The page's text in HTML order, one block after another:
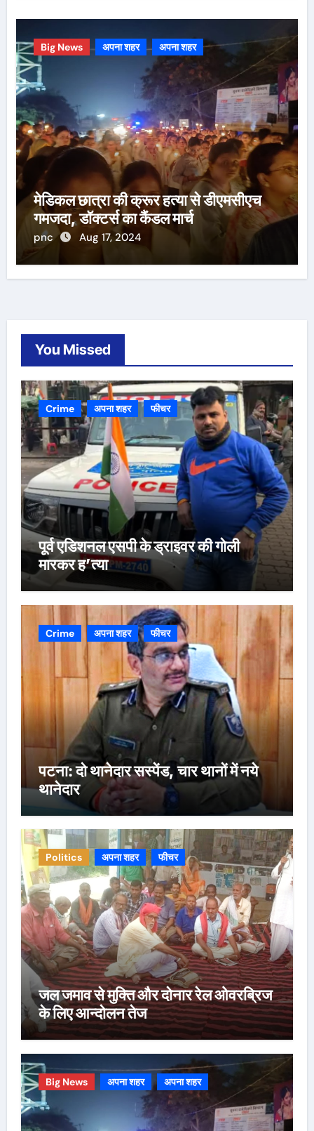
Big News अपना शहर अपना शहर
मेडिकल छात्रा की क्रूर हत्या से डीएमसीएच
गमजदा, डॉक्टर्स का कैंडल मार्च
pnc Aug 17, 2024
You Missed
Crime अपना शहर फीचर
पूर्व एडिशनल एसपी के ड्राइवर की गोली
मारकर ह’त्या
Crime अपना शहर फीचर
पटना: दो थानेदार सस्पेंड, चार थानों में नये
थानेदार
Politics अपना शहर फीचर
जल जमाव से मुक्ति और दोनार रेल ओवरब्रिज
के लिए आन्दोलन तेज
Big News अपना शहर अपना शहर